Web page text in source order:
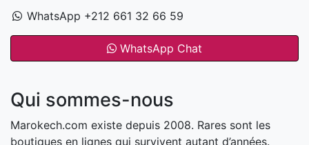
WhatsApp +212 661 32 66 59
WhatsApp Chat
Qui sommes-nous
Marokech.com existe depuis 2008. Rares sont les
boutiques en lignes qui survivent autant d’années.